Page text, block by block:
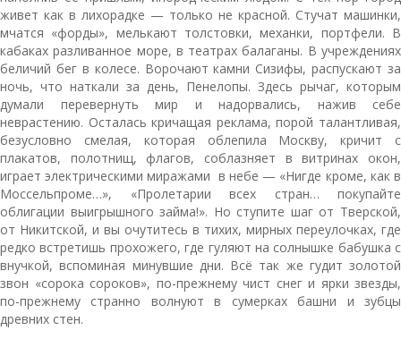
живет как в лихорадке — только не красной. Стучат машинки,
мчатся «форды», мелькают толстовки, механки, портфели. В
кабаках разливанное море, в театрах балаганы. В учреждениях
беличий бег в колесе. Ворочают камни Сизифы, распускают за
ночь, что наткали за день, Пенелопы. Здесь рычаг, которым
думали перевернуть мир и надорвались, нажив себе
неврастению. Осталась кричащая реклама, порой талантливая,
безусловно смелая, которая облепила Москву, кричит с
плакатов, полотнищ, флагов, соблазняет в витринах окон,
играет электрическими миражами в небе — «Нигде кроме, как в
Моссельпроме…», «Пролетарии всех стран… покупайте
облигации выигрышного займа!». Но ступите шаг от Тверской,
от Никитской, и вы очутитесь в тихих, мирных переулочках, где
редко встретишь прохожего, где гуляют на солнышке бабушка с
внучкой, вспоминая минувшие дни. Всё так же гудит золотой
звон «сорока сороков», по-прежнему чист снег и ярки звезды,
по-прежнему странно волнуют в сумерках башни и зубцы
древних стен.